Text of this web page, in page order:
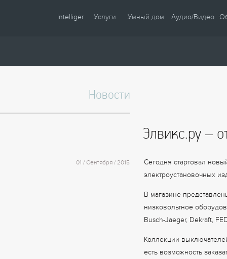
Intelliger
Партнеры
Услуги
Монтаж
Настройка
Умный дом
Управление
Климат
Аудио / Видео
Энергосбережение
Аудио/Видео
Новости
Элвикс.ру –
01 / Сентября / 2015
Сегодня стартовал
электроустановочных
В магазине
низковольтное
Busch-Jaeger, Dekraft,
Коллекции
есть возможность